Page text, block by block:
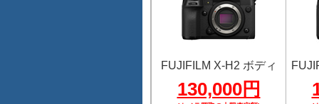
FUJIFILM X-H2 ボディ
130,000円